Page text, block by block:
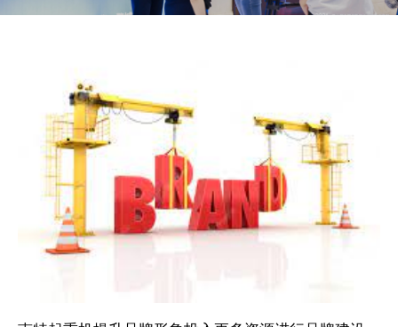
新闻
联系我们
语言